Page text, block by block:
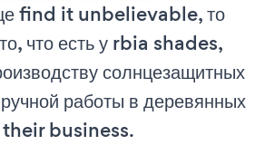
find it unbelievable, то
что есть у rbia shades,
солнцезащитных
работы в деревянных
business.